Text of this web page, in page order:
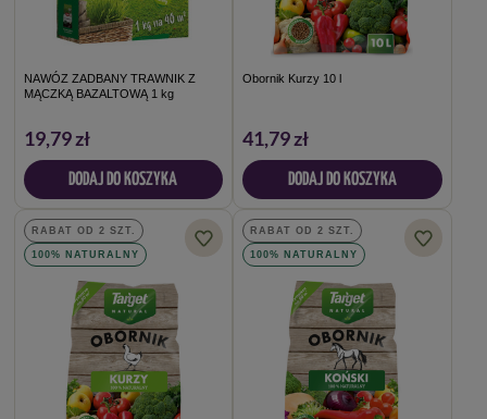
NAWÓZ ZADBANY TRAWNIK Z
MĄCZKĄ BAZALTOWĄ 1 kg
19,79 zł
DODAJ DO KOSZYKA
Obornik Kurzy 10 l
41,79 zł
DODAJ DO KOSZYKA
RABAT OD 2 SZT.
100% NATURALNY
RABAT OD 2 SZT.
100% NATURALNY